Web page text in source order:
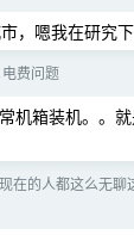
，嗯我在研究
电费问题
机箱装机。。
现在的人都这么无聊